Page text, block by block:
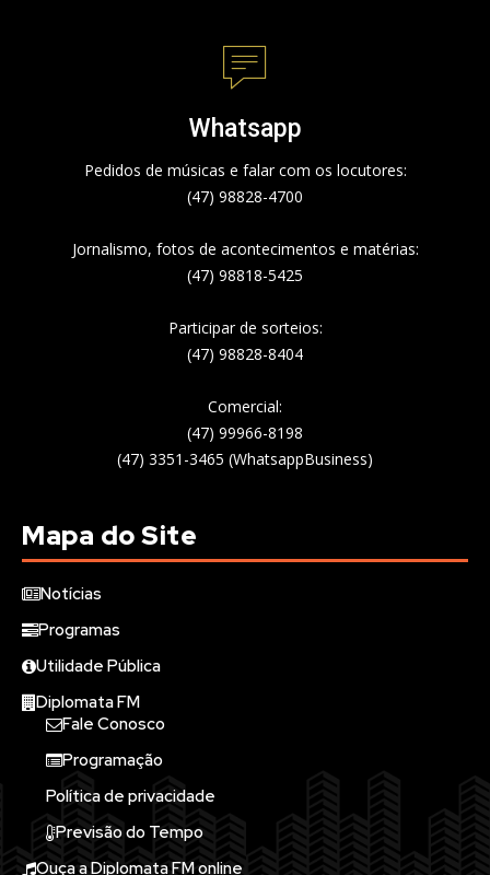
Whatsapp
Pedidos de músicas e falar com os locutores:
(47) 98828-4700
Jornalismo, fotos de acontecimentos e matérias:
(47) 98818-5425
Participar de sorteios:
(47) 98828-8404
Comercial:
(47) 99966-8198
(47) 3351-3465 (WhatsappBusiness)
Mapa do Site
Notícias
Programas
Utilidade Pública
Diplomata FM
Fale Conosco
Programação
Política de privacidade
Previsão do Tempo
Ouça a Diplomata FM online